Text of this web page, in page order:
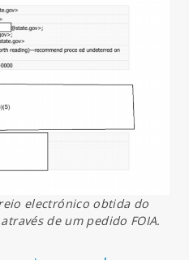
electrónico obtida do
de um pedido FOIA.